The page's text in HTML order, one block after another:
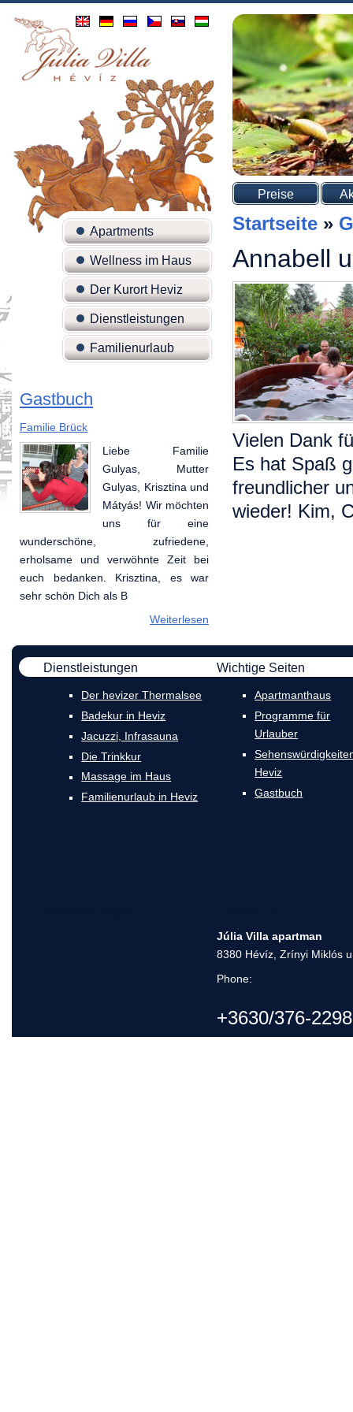
Preise
Apartments
Wellness im Haus
Der Kurort Heviz
Dienstleistungen
Familienurlaub
Gastbuch
Familie Brück
Liebe Familie
Gulyas, Mutter
Gulyas, Krisztina und
Mátyás! Wir möchten
uns für eine
wunderschöne, zufriedene,
erholsame und verwöhnte Zeit bei
euch bedanken. Krisztina, es war
sehr schön Dich als B
Weiterlesen
Annabell und Marc
Vielen Dank für die
schöne Zeit die wir
hier vorbringen
durften. Es hat Spaß
gemacht Ungarn
kennenzulernen im so freundlicher
und melter Geschaft. Hoffentlich
sehen wir uns mal wieder! Kim,
Chiara,
Weiterlesen
Startseite »
Annabell
Vielen Dank
Es hat Spaß
freundlicher
wieder! Kim,
Dienstleistungen
Der hevizer Thermalsee
Badekur in Heviz
Jacuzzi, Infrasauna
Die Trinkkur
Massage im Haus
Familienurlaub in Heviz
Wichtige Seiten
Apartmanthaus
Programme für
Urlauber
Heviz
Gastbuch
Júlia Villa apartman
8380 Hévíz, Zrínyi Miklós
Phone:
+3630/376-2298